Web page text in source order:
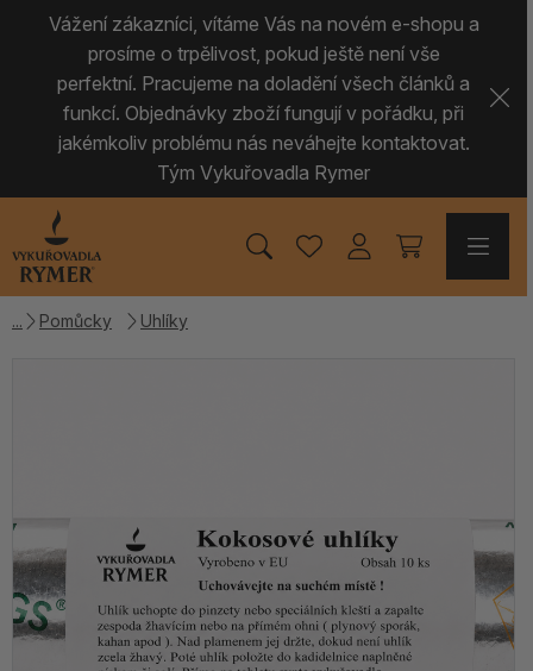
Vážení zákazníci, vítáme Vás na novém e-shopu a
prosíme o trpělivost, pokud ještě není vše
perfektní. Pracujeme na doladění všech článků a
funkcí. Objednávky zboží fungují v pořádku, při
jakémkoliv problému nás neváhejte kontaktovat.
Tým Vykuřovadla Rymer
Pomůcky Uhlíky